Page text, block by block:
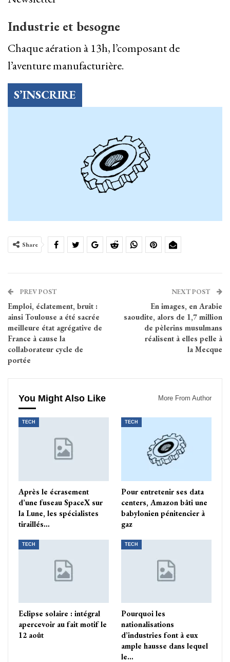
Industrie et besogne
Chaque aération à 13h, l’composant de
l’aventure manufacturière.
S’INSCRIRE
Share
PREV POST
Emploi, éclatement, bruit :
ainsi Toulouse a été sacrée
meilleure état agrégative de
France à cause la
collaborateur cycle de
portée
NEXT POST
En images, en Arabie
saoudite, alors de 1,7 million
de pèlerins musulmans
réalisent à elles pelle à
la Mecque
You Might Also Like More From Author
TECH
Après le écrasement
d’une fuseau SpaceX sur
la Lune, les spécialistes
tiraillés…
TECH
Pour entretenir ses data
centers, Amazon bâti une
babylonien pénitencier à
gaz
TECH
Eclipse solaire : intégral
apercevoir au fait motif le
12 août
TECH
Pourquoi les
nationalisations
d’industries font à eux
ample hausse dans lequel
le…